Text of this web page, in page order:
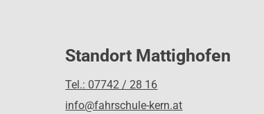
Standort Mattighofen
Tel.: 07742 / 28 16
info@fahrschule-kern.at